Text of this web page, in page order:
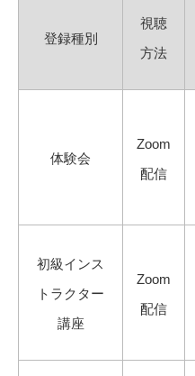
登録種別
視聴
方法
体験会
Zoom
配信
初級インス
トラクター
講座
Zoom
配信